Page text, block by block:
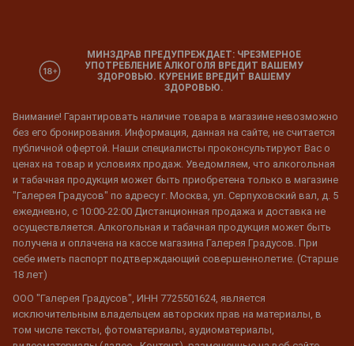
МИНЗДРАВ ПРЕДУПРЕЖДАЕТ: ЧРЕЗМЕРНОЕ
УПОТРЕБЛЕНИЕ АЛКОГОЛЯ ВРЕДИТ ВАШЕМУ
ЗДОРОВЬЮ. КУРЕНИЕ ВРЕДИТ ВАШЕМУ
ЗДОРОВЬЮ.
Внимание! Гарантировать наличие товара в магазине невозможно
без его бронирования. Информация, данная на сайте, не считается
публичной офертой. Наши специалисты проконсультируют Вас о
ценах на товар и условиях продаж. Уведомляем, что алкогольная
и табачная продукция может быть приобретена только в магазине
"Галерея Градусов" по адресу г. Москва, ул. Серпуховский вал, д. 5
ежедневно, с 10:00-22:00 Дистанционная продажа и доставка не
осуществляется. Алкогольная и табачная продукция может быть
получена и оплачена на кассе магазина Галерея Градусов. При
себе иметь паспорт подтверждающий совершеннолетие. (Старше
18 лет)
ООО "Галерея Градусов", ИНН 7725501624, является
исключительным владельцем авторских прав на материалы, в
том числе тексты, фотоматериалы, аудиоматериалы,